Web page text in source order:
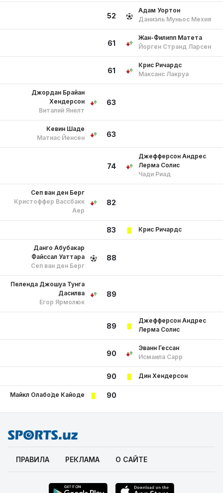
52
Адам Уортон
Даниэль Муньос Мехия
61
Жан-Филипп Матета
Йорген Странд Ларсен
61
Крис Ричардс
Максанс Лакруа
63
Джордан Брайан
Хендерсон
Виталий Янелт
63
Кевин Шаде
Матиас Йенсен
74
Джефферсон Андрес
Лерма Солис
Чади Риад
82
Сеп ван ден Берг
Кристоффер Вассбакк
Аер
83 Крис Ричардс
88
Данго Абубакар
Файссал Уаттара
Сеп ван ден Берг
89
Пеленда Джошуа Тунга
Дасилва
Егор Ярмолюк
89
Джефферсон Андрес
Лерма Солис
90
Эванн Гессан
Исмаила Сарр
90 Дин Хендерсон
90
Майкл Олабо́де Кайоде
ПРАВИЛА РЕКЛАМА О САЙТЕ